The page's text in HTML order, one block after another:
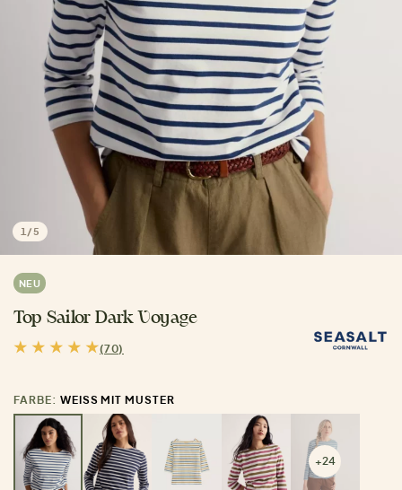
1 /5
NEU
Top Sailor Dark Voyage
(70)
FARBE: WEISS MIT MUSTER
+24